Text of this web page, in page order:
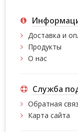
Доставка и
Продукты
О нас
Служба
Обратная
Карта сайта